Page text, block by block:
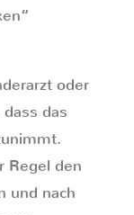
oder
das
Regel den
und nach